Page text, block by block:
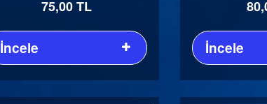
75,00 TL
İncele İncele